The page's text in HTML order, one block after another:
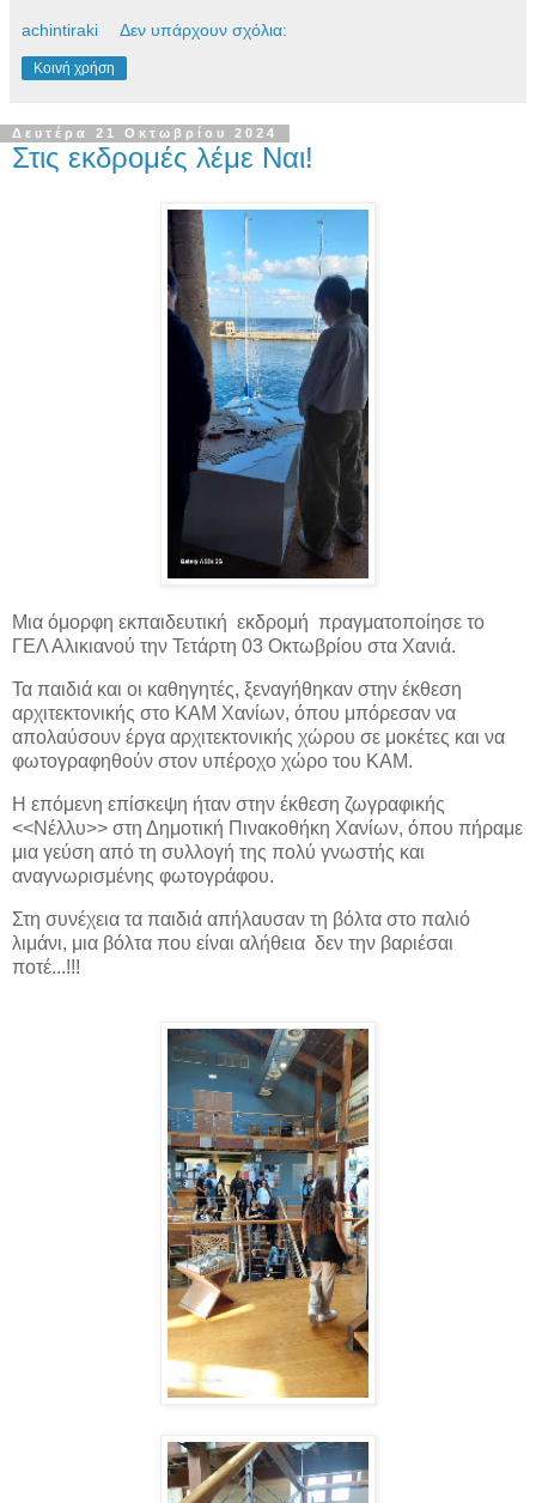
achintiraki Δεν υπάρχουν σχόλια:
Κοινή χρήση
Δευτέρα 21 Οκτωβρίου 2024
Στις εκδρομές λέμε Ναι!
Μια όμορφη εκπαιδευτική εκδρομή πραγματοποίησε το
ΓΕΛ Αλικιανού την Τετάρτη 03 Οκτωβρίου στα Χανιά.
Τα παιδιά και οι καθηγητές, ξεναγήθηκαν στην έκθεση
αρχιτεκτονικής στο ΚΑΜ Χανίων, όπου μπόρεσαν να
απολαύσουν έργα αρχιτεκτονικής χώρου σε μοκέτες και να
φωτογραφηθούν στον υπέροχο χώρο του ΚΑΜ.
Η επόμενη επίσκεψη ήταν στην έκθεση ζωγραφικής
<<Νέλλυ>> στη Δημοτική Πινακοθήκη Χανίων, όπου πήραμε
μια γεύση από τη συλλογή της πολύ γνωστής και
αναγνωρισμένης φωτογράφου.
Στη συνέχεια τα παιδιά απήλαυσαν τη βόλτα στο παλιό
λιμάνι, μια βόλτα που είναι αλήθεια δεν την βαριέσαι
ποτέ...!!!